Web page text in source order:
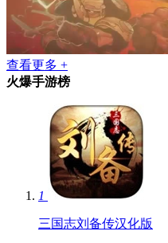
查看更多 +
火爆手游榜
1
三国志刘备传汉化版